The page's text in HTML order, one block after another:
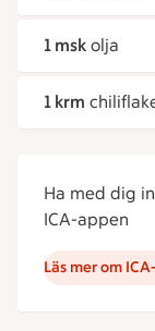
1 msk olja
1 krm
Ha med dig
ICA-appen
Läs mer om